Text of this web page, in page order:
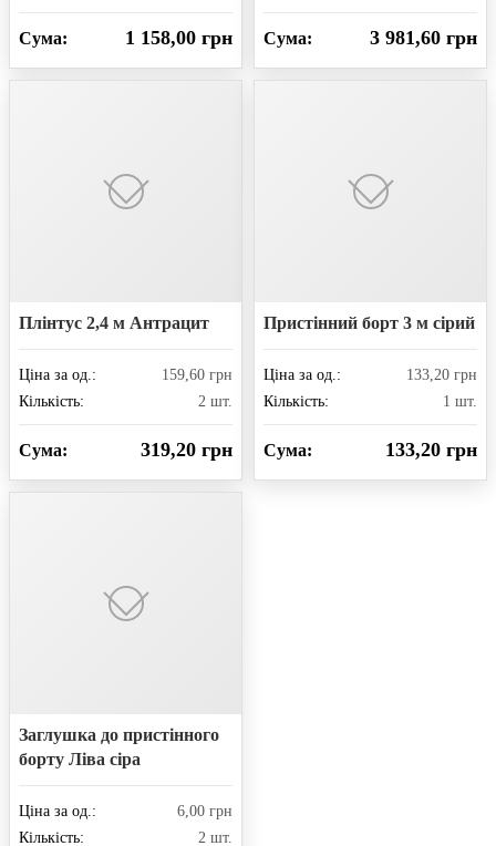
Сума: 1 158,00 грн Сума: 3 981,60 грн
Плінтус 2,4 м Антрацит
Ціна за од.:
159,60 грн
Кількість:
2 шт.
Сума: 319,20 грн
Пристінний борт 3 м сірий
Ціна за од.:
133,20 грн
Кількість:
1 шт.
Сума: 133,20 грн
Заглушка до пристінного
борту Ліва сіра
Ціна за од.:
6,00 грн
Кількість:
2 шт.